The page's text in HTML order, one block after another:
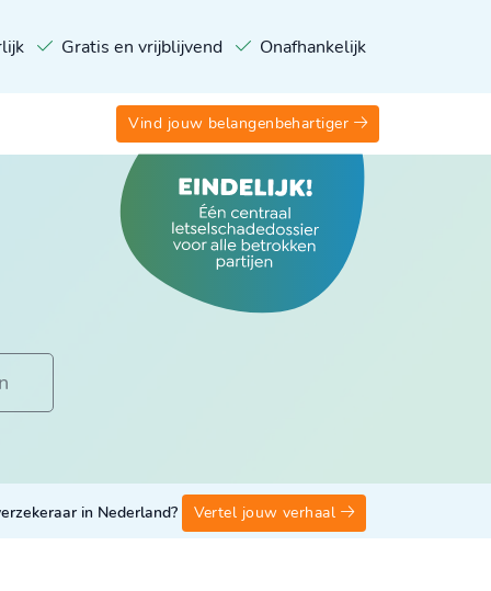
Gratis en vrijblijvend Onafhankelijk
Vind jouw belangenbehartiger
in Nederland? Vertel jouw verhaal